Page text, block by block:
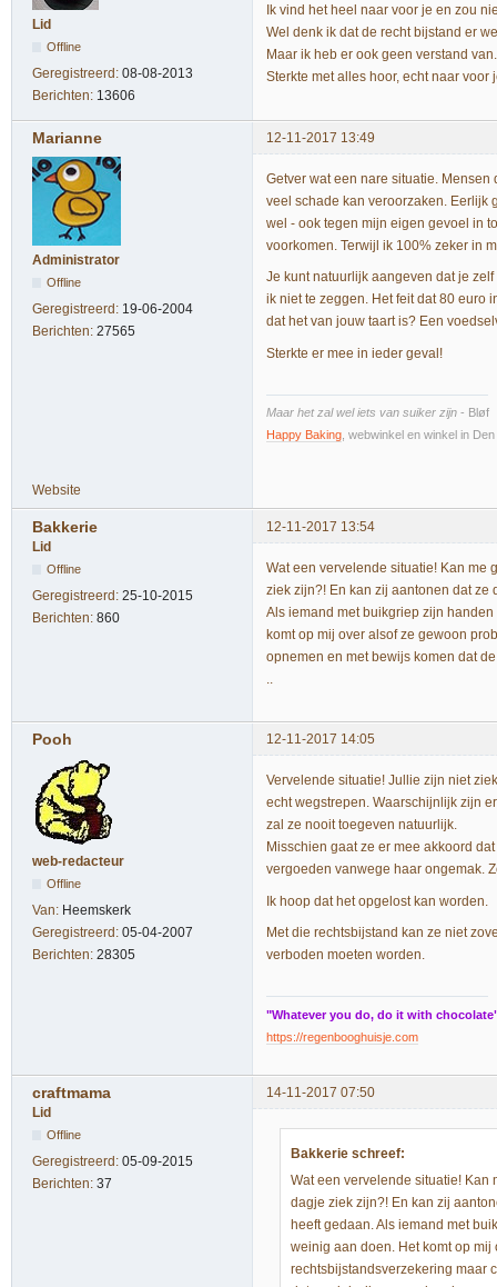
Lid
Offline
Geregistreerd: 08-08-2013
Berichten: 13606
Ik vind het heel naar voor je en zou
Wel denk ik dat de recht bijstand er
Maar ik heb er ook geen verstand van.
Sterkte met alles hoor, echt naar voor
Marianne 12-11-2017 13:49
Administrator
Offline
Geregistreerd: 19-06-2004
Berichten: 27565
Getver wat een nare situatie.
veel schade kan veroorzaken. Eerlijk
wel - ook tegen mijn eigen gevoel in
voorkomen. Terwijl ik 100% zeker in
Je kunt natuurlijk aangeven dat je
ik niet te zeggen. Het feit dat 80 euro
dat het van jouw taart is? Een
Sterkte er mee in ieder geval!
Maar het zal wel iets van suiker zijn - Bløf
Happy Baking , webwinkel en winkel in
Website
Bakkerie
12-11-2017 13:54
Lid
Offline
Geregistreerd: 25-10-2015
Berichten: 860
Wat een vervelende situatie! Kan me
ziek zijn?! En kan zij aantonen dat ze
Als iemand met buikgriep zijn
komt op mij over alsof ze gewoon
opnemen en met bewijs komen dat
Pooh 12-11-2017 14:05
web-redacteur
Offline
Van: Heemskerk
Geregistreerd: 05-04-2007
Berichten: 28305
Vervelende situatie! Jullie zijn niet
echt wegstrepen. Waarschijnlijk zijn
zal ze nooit toegeven natuurlijk.
Misschien gaat ze er mee akkoord
vergoeden vanwege haar ongemak.
Ik hoop dat het opgelost kan worden.
Met die rechtsbijstand kan ze niet
verboden moeten worden.
"Whatever you do, do it with
https://regenbooghuisje.com
craftmama
14-11-2017 07:50
Lid
Offline
Geregistreerd: 05-09-2015
Berichten: 37
Bakkerie schreef:
Wat een vervelende situatie! Kan
dagje ziek zijn?! En kan zij
heeft gedaan. Als iemand met
weinig aan doen. Het komt op
rechtsbijstandsverzekering maar